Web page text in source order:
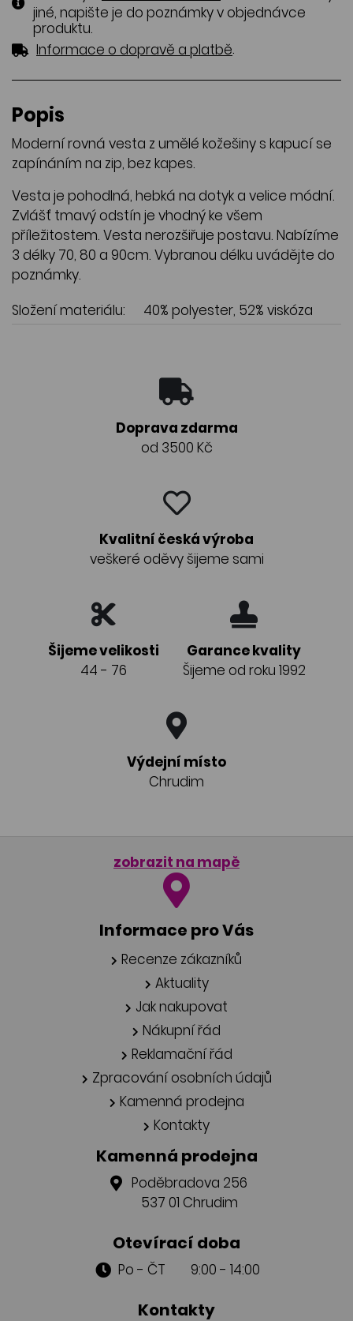
jiné, napište je do poznámky v objednávce
produktu.
Informace o dopravě a platbě.
Popis
Moderní rovná vesta z umělé kožešiny s kapucí se
zapínáním na zip, bez kapes.
Vesta je pohodlná, hebká na dotyk a velice módní.
Zvlášť tmavý odstín je vhodný ke všem
příležitostem. Vesta nerozšiřuje postavu. Nabízíme
3 délky 70, 80 a 90cm. Vybranou délku uvádějte do
poznámky.
Složení materiálu:
40% polyester, 52% viskóza
Doprava zdarma
od 3500 Kč
Kvalitní česká výroba
veškeré oděvy šijeme sami
Šijeme velikosti
44 - 76
Garance kvality
Šijeme od roku 1992
Výdejní místo
Chrudim
zobrazit na mapě
Informace pro Vás
Recenze zákazníků
Aktuality
Jak nakupovat
Nákupní řád
Reklamační řád
Zpracování osobních údajů
Kamenná prodejna
Kontakty
Kamenná prodejna
Poděbradova 256
537 01 Chrudim
Otevírací doba
Po - ČT 9:00 - 14:00
Kontakty